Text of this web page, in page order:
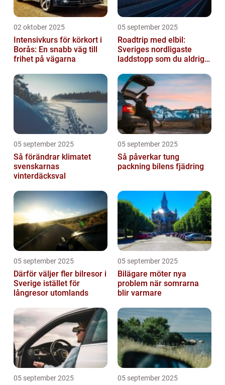
02 oktober 2025
Intensivkurs för körkort i
Borås: En snabb väg till
frihet på vägarna
05 september 2025
Roadtrip med elbil:
Sveriges nordligaste
laddstopp som du aldrig
05 september 2025
Så förändrar klimatet
svenskarnas
vinterdäcksval
05 september 2025
Så påverkar tung
packning bilens fjädring
05 september 2025
Därför väljer fler bilresor i
Sverige istället för
långresor utomlands
05 september 2025
Bilägare möter nya
problem när somrarna
blir varmare
05 september 2025 05 september 2025